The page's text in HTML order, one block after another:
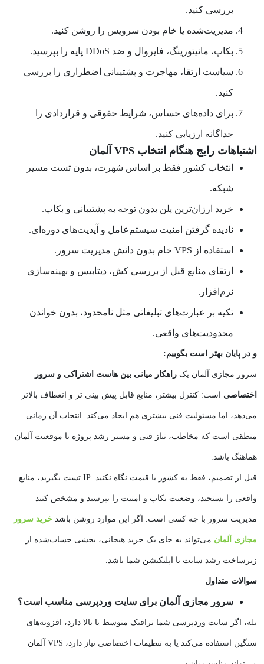
بررسی کنید.
مدیریت‌شده یا خام بودن سرویس را روشن کنید.
بکاپ، مانیتورینگ، فایروال و ضد DDoS پایه را بپرسید.
سیاست ارتقا، مهاجرت و پشتیبانی اضطراری را بررسی
کنید.
برای داده‌های حساس، شرایط حقوقی و قراردادی را
جداگانه ارزیابی کنید.
اشتباهات رایج هنگام انتخاب VPS آلمان
انتخاب کشور فقط بر اساس شهرت، بدون تست مسیر
شبکه.
خرید ارزان‌ترین پلن بدون توجه به پشتیبانی و بکاپ.
نادیده گرفتن امنیت سیستم‌عامل و آپدیت‌های دوره‌ای.
استفاده از VPS خام بدون دانش مدیریت سرور.
ارتقای منابع قبل از بررسی کش، دیتابیس و بهینه‌سازی
نرم‌افزار.
تکیه بر عبارت‌های تبلیغاتی مثل نامحدود، بدون خواندن
محدودیت‌های واقعی.
و در پایان بهتر است بگوییم:
سرور مجازی آلمان یک راهکار میانی بین هاست اشتراکی و سرور
اختصاصی است: کنترل بیشتر، منابع قابل پیش‌ بینی‌ تر و انعطاف بالاتر
می‌دهد، اما مسئولیت فنی بیشتری هم ایجاد می‌کند. انتخاب آن زمانی
منطقی است که مخاطب، نیاز فنی و مسیر رشد پروژه با موقعیت آلمان
هماهنگ باشد.
قبل از تصمیم، فقط به کشور یا قیمت نگاه نکنید. IP تست بگیرید، منابع
واقعی را بسنجید، وضعیت بکاپ و امنیت را بپرسید و مشخص کنید
مدیریت سرور با چه کسی است. اگر این موارد روشن باشد خرید سرور
مجازی آلمان می‌تواند به جای یک خرید هیجانی، بخشی حساب‌شده از
زیرساخت رشد سایت یا اپلیکیشن شما باشد.
سوالات متداول
سرور مجازی آلمان برای سایت وردپرسی مناسب است؟
بله، اگر سایت وردپرسی شما ترافیک متوسط یا بالا دارد، افزونه‌های
سنگین استفاده می‌کند یا به تنظیمات اختصاصی نیاز دارد، VPS آلمان